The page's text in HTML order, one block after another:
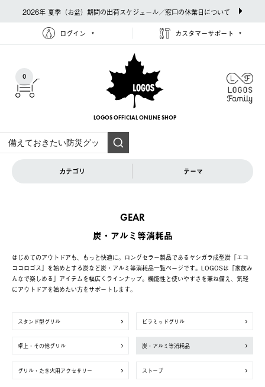
2026年 夏季（お盆）期間の出荷スケジュール／窓口の休業日について
ログイン カスタマーサポート
0
LOGOS OFFICIAL ONLINE SHOP
カテゴリ テーマ
GEAR
炭・アルミ等消耗品
はじめてのアウトドアも、もっと快適に。ロングセラー製品であるヤシガラ成型炭「エコ
ココロゴス」を始めとする炭など炭・アルミ等消耗品一覧ページです。LOGOSは「家族み
んなで楽しめる」アイテムを幅広くラインナップ。機能性と使いやすさを兼ね備え、気軽
にアウトドアを始めたい方をサポートします。
スタンド型グリル ピラミッドグリル
卓上・その他グリル 炭・アルミ等消耗品
グリル・たき火用アクセサリー ストーブ